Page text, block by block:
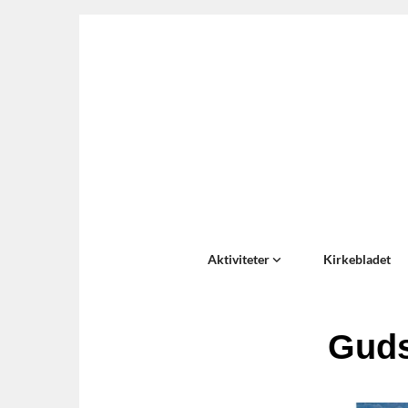
Aktiviteter Kirkebladet